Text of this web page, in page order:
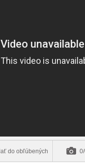
do obľúbených